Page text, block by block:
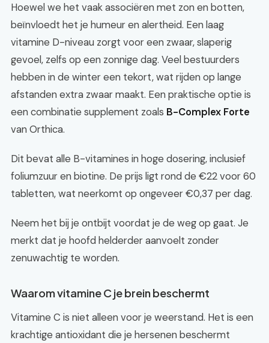
Hoewel we het vaak associëren met zon en botten,
beïnvloedt het je humeur en alertheid. Een laag
vitamine D-niveau zorgt voor een zwaar, slaperig
gevoel, zelfs op een zonnige dag. Veel bestuurders
hebben in de winter een tekort, wat rijden op lange
afstanden extra zwaar maakt. Een praktische optie is
een combinatie supplement zoals B-Complex Forte
van Orthica.
Dit bevat alle B-vitamines in hoge dosering, inclusief
foliumzuur en biotine. De prijs ligt rond de €22 voor 60
tabletten, wat neerkomt op ongeveer €0,37 per dag.
Neem het bij je ontbijt voordat je de weg op gaat. Je
merkt dat je hoofd helderder aanvoelt zonder
zenuwachtig te worden.
Waarom vitamine C je brein beschermt
Vitamine C is niet alleen voor je weerstand. Het is een
krachtige antioxidant die je hersenen beschermt